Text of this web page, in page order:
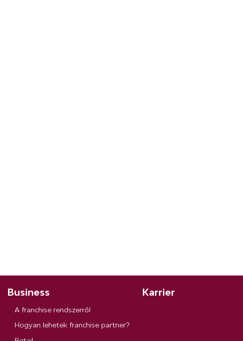
Business
A franchise rendszerről
Hogyan lehetek franchise partner?
Karrier